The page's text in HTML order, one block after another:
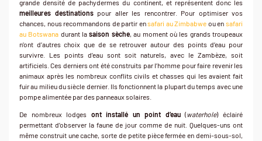
grande densité de pachydermes du continent, et représentent donc les
meilleures destinationspour aller les rencontrer. Pour optimiser vos
chances, nous recommandons de partir ensafari au Zimbabwe ou ensafari
au Botswana durant lasaison sèche, au moment où les grands troupeaux
n’ont d’autres choix que de se retrouver autour des points d’eau pour
survivre. Les points d’eau sont soit naturels, avec le Zambèze, soit
artificiels. Ces derniers ont été construits par l’homme pour faire revenir les
animaux après les nombreux conflits civils et chasses qui les avaient fait
fuir au milieu du siècle dernier. Ils fonctionnent la plupart du temps avec une
pompe alimentée par des panneaux solaires.
De nombreux lodges ont installé un point d’eau(waterhole) éclairé
permettant d’observer la faune de jour comme de nuit. Quelques-uns ont
même construit une cache, sorte de petite pièce fermée en demi-sous-sol,